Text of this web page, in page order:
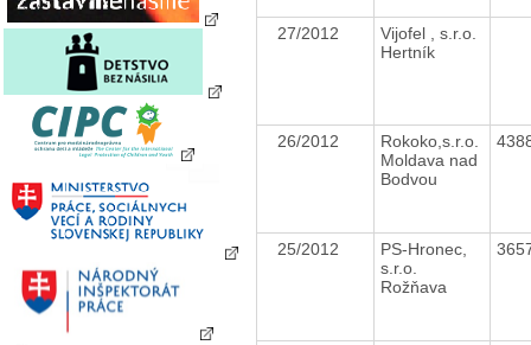
27/2012
Vijofel , s.r.o.
Hertník
26/2012
Rokoko,s.r.o.
Moldava nad
Bodvou
25/2012
PS-Hronec,
s.r.o.
Rožňava